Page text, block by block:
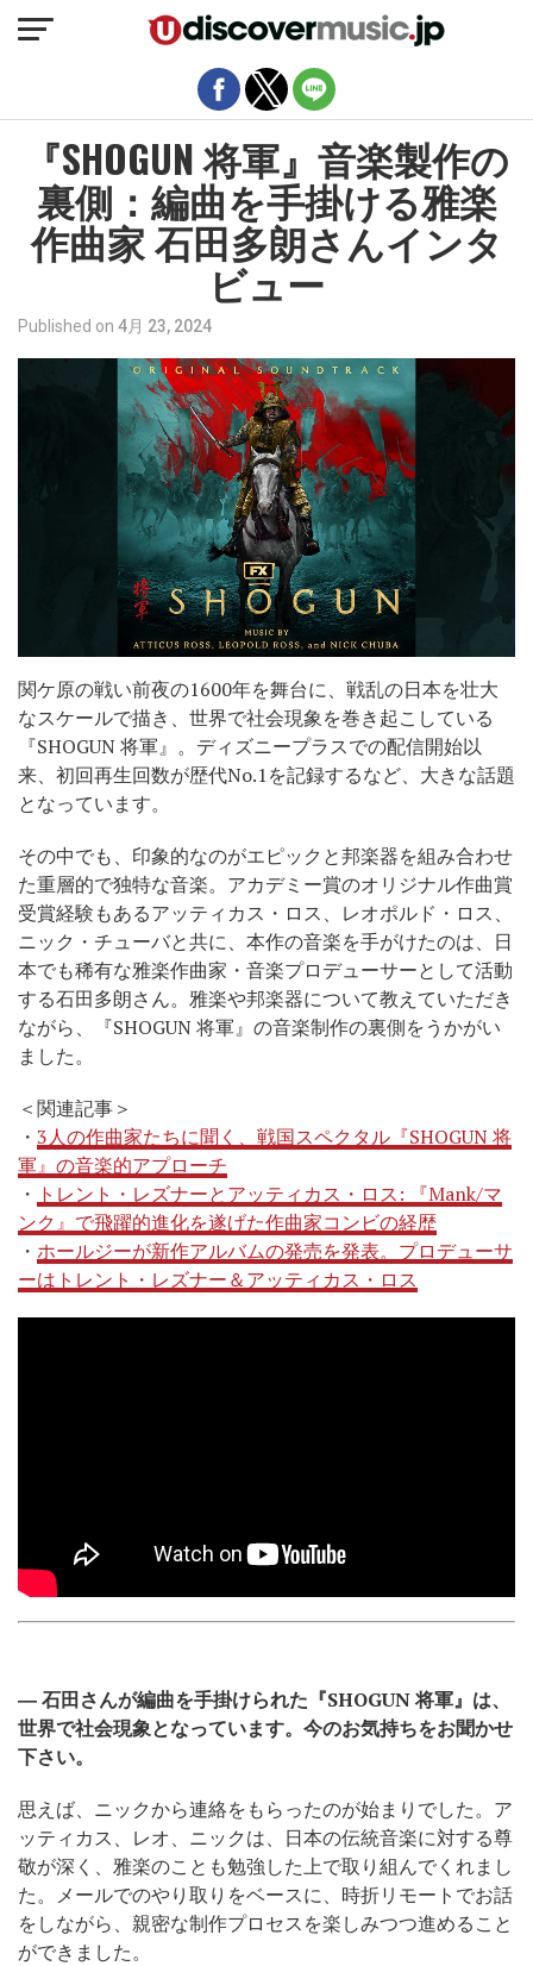
『SHOGUN 将軍』音楽製作の
裏側：編曲を手掛ける雅楽
作曲家 石田多朗さんインタ
ビュー
Published on 4月 23, 2024
関ケ原の戦い前夜の1600年を舞台に、戦乱の日本を壮大
なスケールで描き、世界で社会現象を巻き起こしている
『SHOGUN 将軍』。ディズニープラスでの配信開始以
来、初回再生回数が歴代No.1を記録するなど、大きな話題
となっています。
その中でも、印象的なのがエピックと邦楽器を組み合わせ
た重層的で独特な音楽。アカデミー賞のオリジナル作曲賞
受賞経験もあるアッティカス・ロス、レオポルド・ロス、
ニック・チューバと共に、本作の音楽を手がけたのは、日
本でも稀有な雅楽作曲家・音楽プロデューサーとして活動
する石田多朗さん。雅楽や邦楽器について教えていただき
ながら、『SHOGUN 将軍』の音楽制作の裏側をうかがい
ました。
＜関連記事＞
・ 3人の作曲家たちに聞く、戦国スペクタル『SHOGUN 将
軍』の音楽的アプローチ
・ トレント・レズナーとアッティカス・ロス: 『Mank/マ
ンク』で飛躍的進化を遂げた作曲家コンビの経歴
・ ホールジーが新作アルバムの発売を発表。プロデューサ
ーはトレント・レズナー＆アッティカス・ロス
― 石田さんが編曲を手掛けられた『SHOGUN 将軍』は、
世界で社会現象となっています。今のお気持ちをお聞かせ
下さい。
思えば、ニックから連絡をもらったのが始まりでした。ア
ッティカス、レオ、ニックは、日本の伝統音楽に対する尊
敬が深く、雅楽のことも勉強した上で取り組んでくれまし
た。メールでのやり取りをベースに、時折リモートでお話
をしながら、親密な制作プロセスを楽しみつつ進めること
ができました。
モバイルバージョンを終了